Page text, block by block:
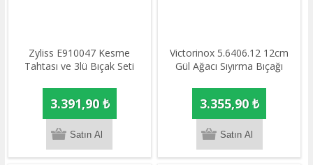
​Zyliss E910047 Kesme
Tahtası ve 3lü Bıçak Seti
3.391,90 ₺
Victorinox 5.6406.12 12cm
Gül Ağacı Sıyırma Bıçağı
3.355,90 ₺